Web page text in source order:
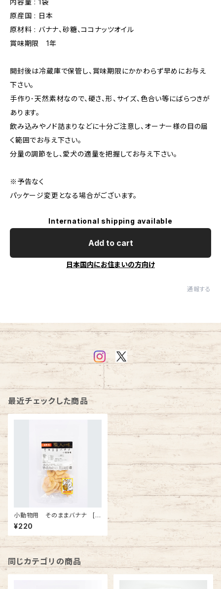
内容量 : 1袋
原産国 : 日本
原材料 : バナナ、砂糖、ココナッツオイル
賞味期限 1年
開封後は冷蔵庫で保管し、賞味期限にかかわらず早めにお与え
下さい。
手作り･天然素材なので、硬さ、形、サイズ、色合い等にばらつきが
あります。
飲み込みやノド詰まりなどに十分ご注意し、オーナー様の目の届
く範囲でお与え下さい。
分量の調節をし、愛犬の適量を把握してお与え下さい。
※予告なく
パッケージ変更となる場合がございます。
International shipping available
Add to cart
日本国内にお住まいの方向け
通報する
最近チェックした商品
小動物用 そのままバナナ [0
10035]
¥220
同じカテゴリの商品